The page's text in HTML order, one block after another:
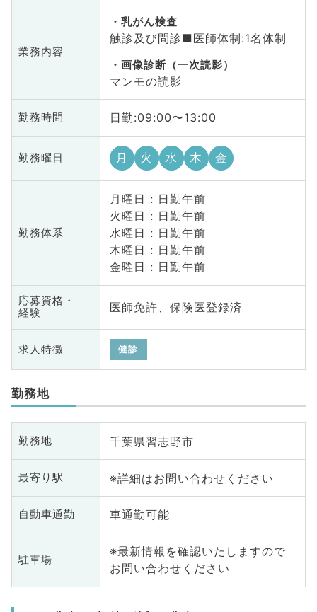
業務内容
乳がん検査
触診及び問診■医師体制:1名体制
画像診断（一次読影）
マンモの読影
勤務時間 日勤:09:00〜13:00
勤務曜日 月 火 水 木 金
勤務体系
月曜日 : 日勤午前
火曜日 : 日勤午前
水曜日 : 日勤午前
木曜日 : 日勤午前
金曜日 : 日勤午前
応募資格・
経験
医師免許、保険医登録済
求人特徴 健診
勤務地
勤務地 千葉県習志野市
最寄り駅 ※詳細はお問い合わせください
自動車通勤 車通勤可能
駐車場
※最新情報を確認いたしますので
お問い合わせください